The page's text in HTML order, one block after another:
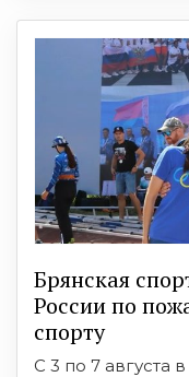
Брянская
России по
спорту
С 3 по 7 августа